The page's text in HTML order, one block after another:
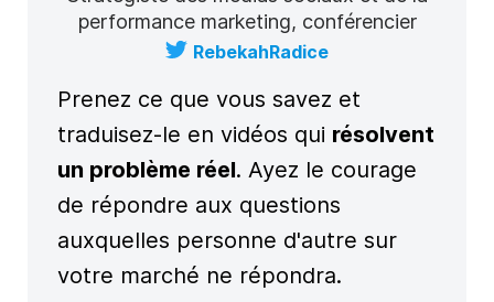
performance marketing, conférencier
RebekahRadice
Prenez ce que vous savez et
traduisez-le en vidéos qui résolvent
un problème réel. Ayez le courage
de répondre aux questions
auxquelles personne d'autre sur
votre marché ne répondra.